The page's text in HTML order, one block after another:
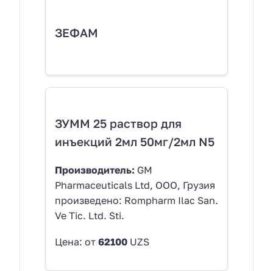
ЗЕФАМ
ЗУММ 25 раствор для
инъекций 2мл 50мг/2мл N5
Производитель: GM
Pharmaceuticals Ltd, ООО, Грузия
произведено: Rompharm Ilaс San.
Ve Tic. Ltd. Sti.
Цена: от 62100 UZS